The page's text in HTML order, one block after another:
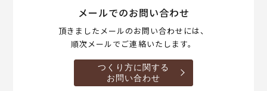
メールでのお問い合わせ
頂きましたメールのお問い合わせには、
順次メールでご連絡いたします。
つくり方に関する
お問い合わせ